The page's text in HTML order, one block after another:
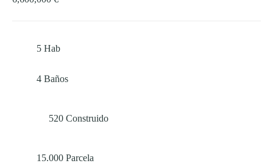
5 Hab
4 Baños
520 Construido
15.000 Parcela